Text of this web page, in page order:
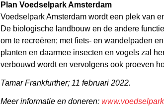
Plan Voedselpark Amsterdam
Voedselpark Amsterdam wordt een plek van
De biologische landbouw en de andere
om te recreëren; met fiets- en wandelpaden
planten en daarmee insecten en vogels zal
verbouwd wordt en vervolgens ook proeven
Tamar Frankfurther; 11 februari 2022.
Meer informatie en doneren: